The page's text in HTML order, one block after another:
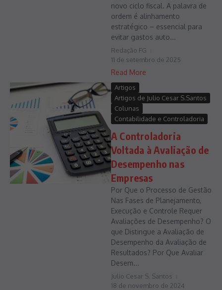
novo ciclo fiscal. A palavra de
ordem é alinhamento
estratégico – essencial para
evitar gastos auto...
Redação FG
11 de setembro de 2025
Read More
Artigos
Artigos de Julio Cesar S.Santos
Colunas
Contabilidade e Controladoria
A Controladoria
Voltada à Avaliação de
Desempenho nas
Empresas
Por Que o Processo de Gestão
Nas Fases de Planejamento,
Execução e Controle Requer
Avaliações de Desempenho? O
que Distingue a Avaliação de
Desempenho da Avaliação de
Resultados? Por Que Avaliar
Desem...
Julio Cesar S. Santos
18 de novembro de 2024